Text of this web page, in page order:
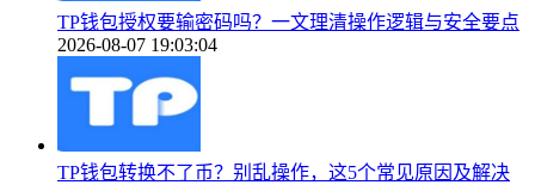
TP钱包授权要输密码吗？一文理清操作逻辑与安全要点
2026-08-07 19:03:04
TP钱包转换不了币？别乱操作，这5个常见原因及解决